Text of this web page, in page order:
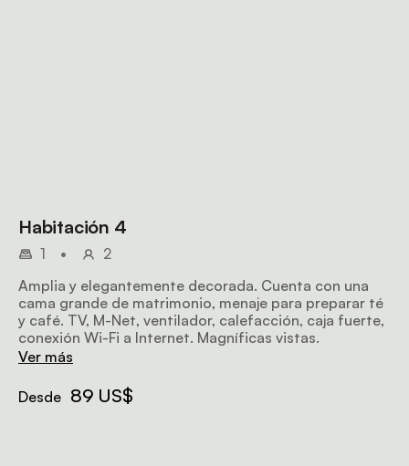
Habitación 4
1 •
2
Amplia y elegantemente decorada. Cuenta con una
cama grande de matrimonio, menaje para preparar té
y café. TV, M-Net, ventilador, calefacción, caja fuerte,
conexión Wi-Fi a Internet. Magníficas vistas.
Ver más
Desde 89 US$